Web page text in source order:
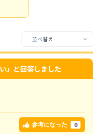
」と回答しました
参考になった 0